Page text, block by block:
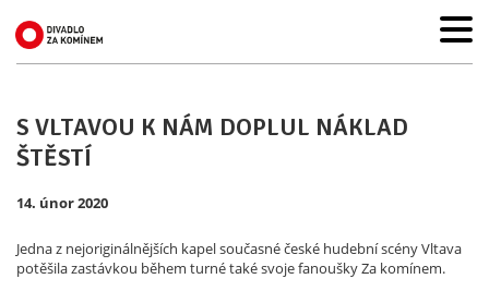
S VLTAVOU K NÁM DOPLUL NÁKLAD
ŠTĚSTÍ
14. únor 2020
Jedna z nejoriginálnějších kapel současné české hudební scény Vltava
potěšila zastávkou během turné také svoje fanoušky Za komínem.